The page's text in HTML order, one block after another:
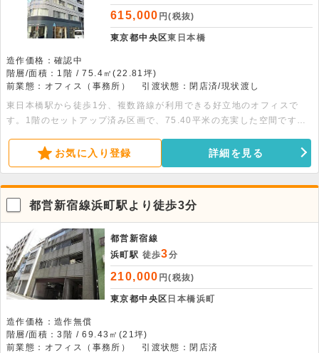
615,000 円(税抜)
東京都中央区東日本橋
造作価格：確認中
階層/面積：1階 / 75.4㎡(22.81坪)
前業態：オフィス（事務所）
引渡状態：閉店済/現状渡し
東日本橋駅から徒歩1分、複数路線が利用できる好立地のオフィスで
す。1階のセットアップ済み区画で、75.40平米の充実した空間です。
お気に入り登録 詳細を見る
都営新宿線浜町駅より徒歩3分
都営新宿線
浜町駅 徒歩3分
210,000 円(税抜)
東京都中央区 日本橋浜町
造作価格：造作無償
階層/面積：3階 / 69.43㎡(21坪)
前業態：オフィス（事務所）
引渡状態：閉店済